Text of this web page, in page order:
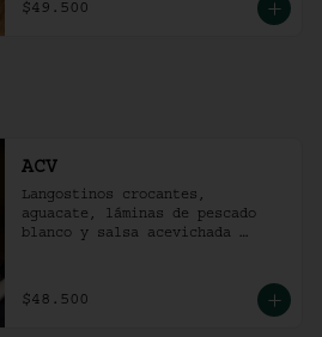
$49.500
ACV
Langostinos crocantes,
aguacate, láminas de pescado
blanco y salsa acevichada
$48.500